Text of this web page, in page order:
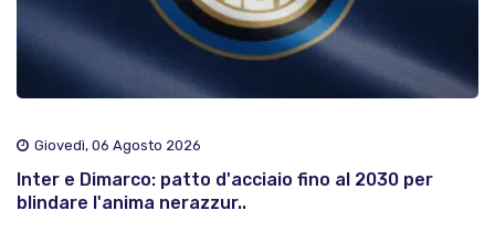
Giovedì, 06 Agosto 2026
Inter e Dimarco: patto d'acciaio fino al 2030 per
blindare l'anima nerazzur..